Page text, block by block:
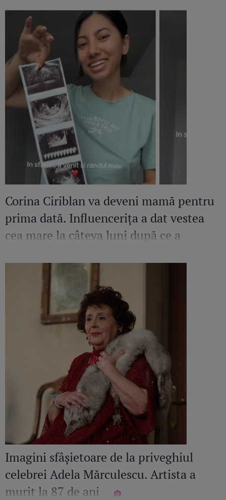
Corina Ciriblan va deveni mamă pentru
prima dată. Influencerița a dat vestea
cea mare la câteva luni după ce a
Imagini sfâșietoare de la priveghiul
celebrei Adela Mărculescu. Artista a
murit la 87 de ani